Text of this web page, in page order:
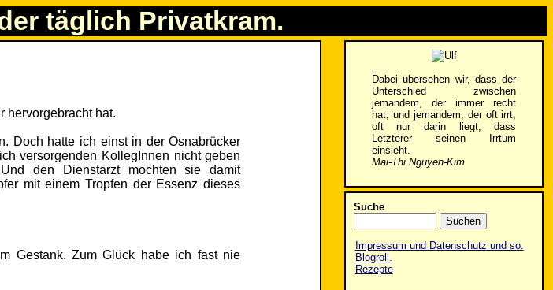
täglich Privatkram.
hervorgebracht hat.
Doch hatte ich einst in der Osnabrücker
versorgenden KollegInnen nicht geben
den Dienstarzt mochten sie damit
mit einem Tropfen der Essenz dieses
Gestank. Zum Glück habe ich fast nie
Dabei übersehen wir, dass der
Unterschied zwischen
jemandem, der immer recht
hat, und jemandem, der oft irrt,
oft nur darin liegt, dass
Letzterer seinen Irrtum
einsieht.
Mai-Thi Nguyen-Kim
Suche
Impressum und Datenschutz und so.
Blogroll.
Rezepte